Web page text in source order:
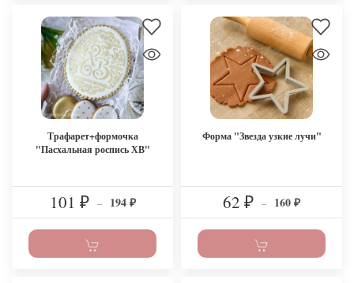
Трафарет+формочка
"Пасхальная роспись ХВ"
101 ₽ – 194 ₽
Форма "Звезда узкие лучи"
62 ₽ – 160 ₽